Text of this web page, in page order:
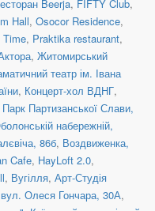
Beerja, FIFTY Club,
Hall, Osocor Residence,
Time, Praktika restaurant,
, Житомирський
театр ім. Івана
, Концерт-хол ВДНГ,
Парк Партизанської Слави,
набережній,
86б, Воздвиженка,
Cafe, HayLoft 2.0,
, Вугілля, Арт-Студія
вул. Олеся Гончара, 30А,